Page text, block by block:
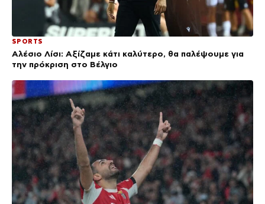
SPORTS
Αλέσιο Λίσι: Αξίζαμε κάτι καλύτερο, θα παλέψουμε για
την πρόκριση στο Βέλγιο